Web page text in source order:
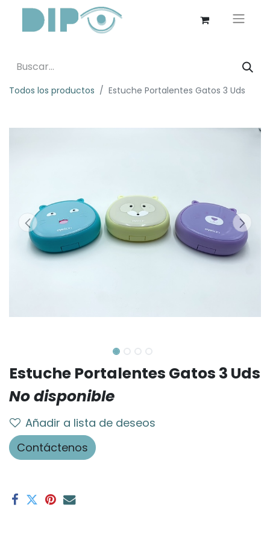
Todos los productos Estuche Portalentes Gatos 3 Uds
Estuche Portalentes Gatos 3 Uds
No disponible
Añadir a lista de deseos
Contáctenos